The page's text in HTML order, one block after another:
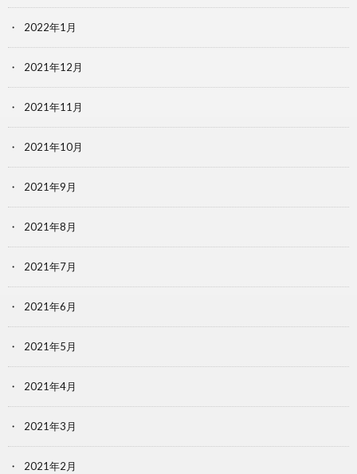
2022年1月
2021年12月
2021年11月
2021年10月
2021年9月
2021年8月
2021年7月
2021年6月
2021年5月
2021年4月
2021年3月
2021年2月